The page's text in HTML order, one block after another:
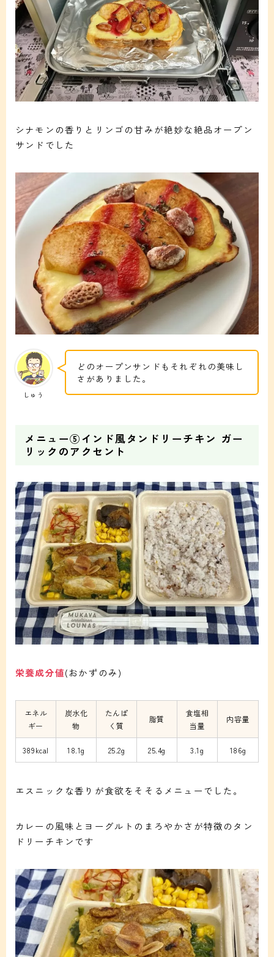
シナモンの香りとリンゴの甘みが絶妙な絶品オープン
サンドでした
しゅう
どのオープンサンドもそれぞれの美味し
さがありました。
メニュー⑤インド風タンドリーチキン ガー
リックのアクセント
栄養成分値(おかずのみ)
エネル
ギー
炭水化
物
たんぱ
く質
脂質
食塩相
当量
内容量
389kcal 18.1g 25.2g 25.4g 3.1g 186g
エスニックな香りが食欲をそそるメニューでした。
カレーの風味とヨーグルトのまろやかさが特徴のタン
ドリーチキンです